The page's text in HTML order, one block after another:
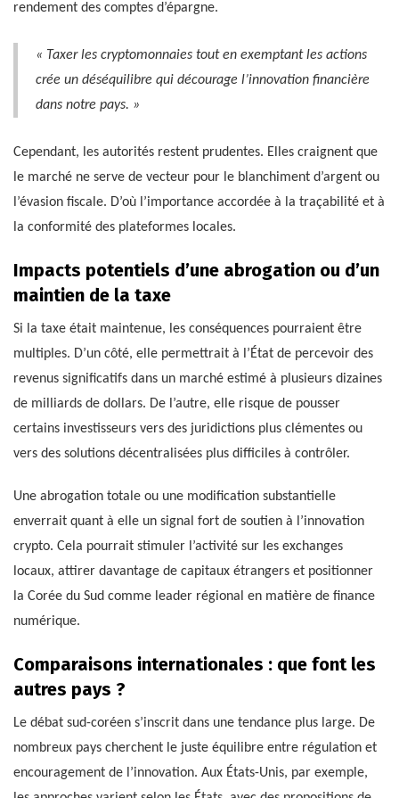
rendement des comptes d’épargne.
« Taxer les cryptomonnaies tout en exemptant les actions
crée un déséquilibre qui décourage l’innovation financière
dans notre pays. »
Cependant, les autorités restent prudentes. Elles craignent que
le marché ne serve de vecteur pour le blanchiment d’argent ou
l’évasion fiscale. D’où l’importance accordée à la traçabilité et à
la conformité des plateformes locales.
Impacts potentiels d’une abrogation ou d’un
maintien de la taxe
Si la taxe était maintenue, les conséquences pourraient être
multiples. D’un côté, elle permettrait à l’État de percevoir des
revenus significatifs dans un marché estimé à plusieurs dizaines
de milliards de dollars. De l’autre, elle risque de pousser
certains investisseurs vers des juridictions plus clémentes ou
vers des solutions décentralisées plus difficiles à contrôler.
Une abrogation totale ou une modification substantielle
enverrait quant à elle un signal fort de soutien à l’innovation
crypto. Cela pourrait stimuler l’activité sur les exchanges
locaux, attirer davantage de capitaux étrangers et positionner
la Corée du Sud comme leader régional en matière de finance
numérique.
Comparaisons internationales : que font les
autres pays ?
Le débat sud-coréen s’inscrit dans une tendance plus large. De
nombreux pays cherchent le juste équilibre entre régulation et
encouragement de l’innovation. Aux États-Unis, par exemple,